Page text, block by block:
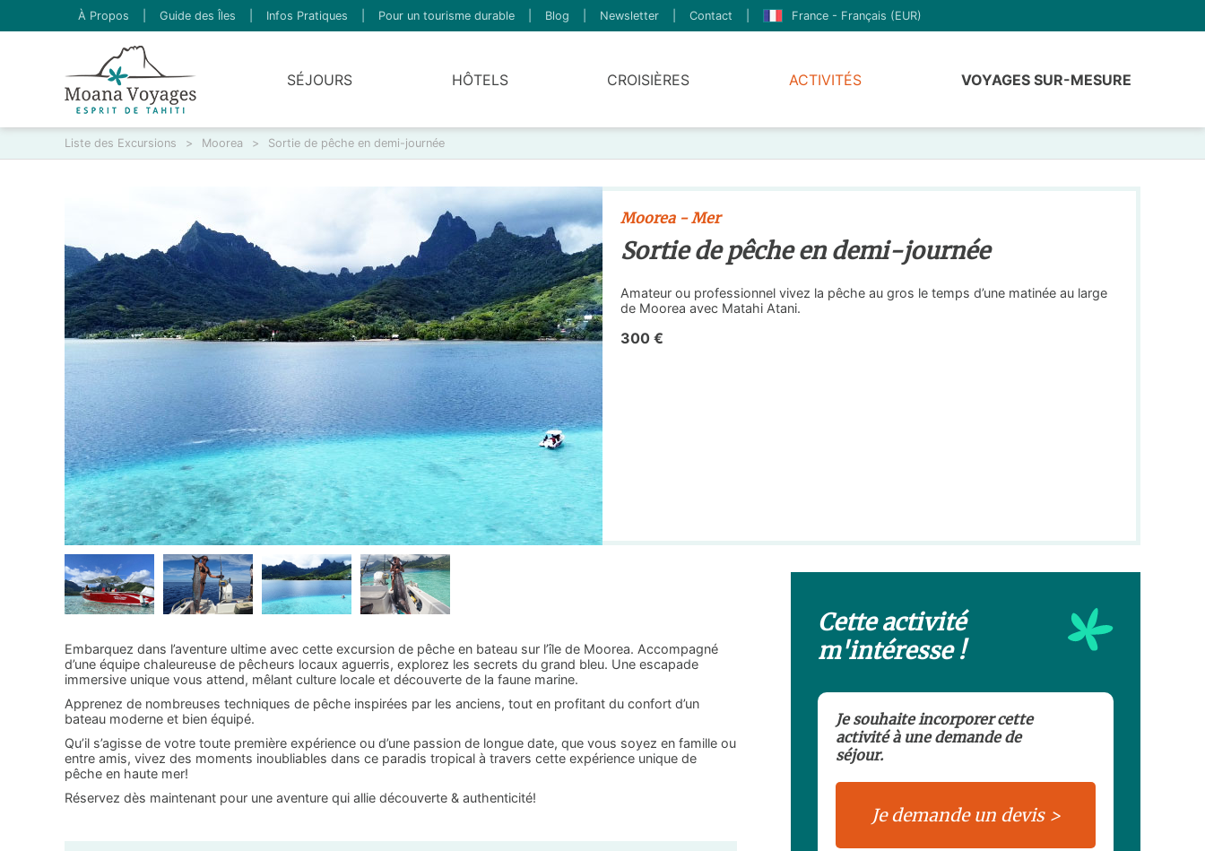
À Propos Guide des Îles Infos Pratiques Pour un tourisme durable Blog Newsletter Contact France - Français (EUR)
SÉJOURS HÔTELS CROISIÈRES ACTIVITÉS VOYAGES SUR-MESURE
Liste des Excursions > Moorea > Sortie de pêche en demi-journée
Moorea - Mer
Sortie de pêche en demi-journée
Amateur ou professionnel vivez la pêche au gros le temps d’une matinée au large
de Moorea avec Matahi Atani.
300 €
Embarquez dans l’aventure ultime avec cette excursion de pêche en bateau sur l’île de Moorea. Accompagné
d’une équipe chaleureuse de pêcheurs locaux aguerris, explorez les secrets du grand bleu. Une escapade
immersive unique vous attend, mêlant culture locale et découverte de la faune marine.
Apprenez de nombreuses techniques de pêche inspirées par les anciens, tout en profitant du confort d’un
bateau moderne et bien équipé.
Qu’il s’agisse de votre toute première expérience ou d’une passion de longue date, que vous soyez en famille ou
entre amis, vivez des moments inoubliables dans ce paradis tropical à travers cette expérience unique de
pêche en haute mer!
Réservez dès maintenant pour une aventure qui allie découverte & authenticité!
Cette activité
m'intéresse !
Je souhaite incorporer cette
activité à une demande de
séjour.